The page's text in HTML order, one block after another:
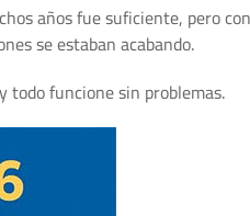
años fue suficiente, pero
se estaban acabando.
todo funcione sin problemas.